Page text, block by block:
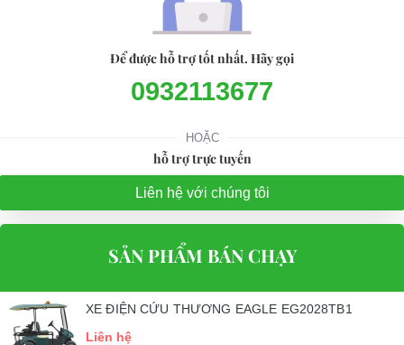
Để được hỗ trợ tốt nhất. Hãy gọi
0932113677
HOẶC
hỗ trợ trực tuyến
Liên hệ với chúng tôi
SẢN PHẨM BÁN CHẠY
XE ĐIỆN CỨU THƯƠNG EAGLE EG2028TB1
Liên hệ